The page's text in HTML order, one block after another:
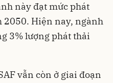
này đạt mức phát
2050. Hiện nay, ngành
3% lượng phát thải
vẫn còn ở giai đoạn